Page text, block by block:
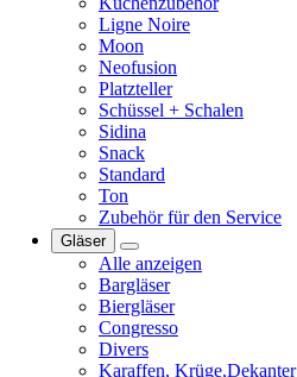
Ligne Noire
Moon
Neofusion
Platzteller
Schüssel + Schalen
Sidina
Snack
Standard
Ton
Zubehör für den Service
Gläser
Alle anzeigen
Bargläser
Biergläser
Congresso
Divers
Karaffen, Krüge,Dekanter